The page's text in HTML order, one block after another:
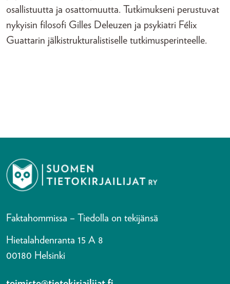
osallistuutta ja osattomuutta. Tutkimukseni perustuvat
nykyisin filosofi Gilles Deleuzen ja psykiatri Félix
Guattarin jälkistrukturalistiselle tutkimusperinteelle.
Faktahommissa – Tiedolla on tekijänsä
Hietalahdenranta 15 A 8
00180 Helsinki